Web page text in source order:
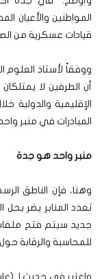
المواطنين والأعيان
قيادات عسكرية من
ووفقاً لأستاذ العلوم
أن الطرفين لا
الإقليمية والدولية
المبادرات في منبر
منبر واحد هو جدة
وهنا، فإن الناطق
تعدد المنابر يضر بحل
جديد سيتم فتح
للمحاسبة والرقابة
واعتبر في حديث لـ